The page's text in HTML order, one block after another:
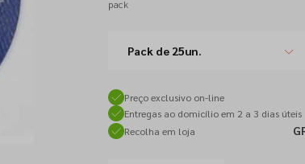
pack
Pack de 25un.
Preço exclusivo on-line
Entregas ao domicílio em 2 a 3 dias úteis
Recolha em loja